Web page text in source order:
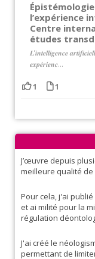
Épistémologie
l’expérience
Centre
études
𝑳’𝒊𝒏𝒕𝒆𝒍𝒍𝒊𝒈𝒆𝒏𝒄𝒆
𝒆𝒙𝒑𝒆́𝒓𝒊𝒆𝒏𝒄...
1 1
J’œuvre depuis
meilleure qualité
Pour cela, j'ai
et ai milité pour la
régulation
J'ai créé le
permettant de